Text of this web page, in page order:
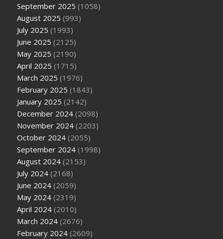
September 2025 (1058)
August 2025 (993)
July 2025 (1993)
June 2025 (2125)
May 2025 (2190)
April 2025 (1715)
March 2025 (1976)
February 2025 (1843)
January 2025 (2142)
December 2024 (2098)
November 2024 (2203)
October 2024 (2055)
September 2024 (1998)
August 2024 (2153)
July 2024 (2168)
June 2024 (2059)
May 2024 (2319)
April 2024 (2010)
March 2024 (2676)
February 2024 (2609)